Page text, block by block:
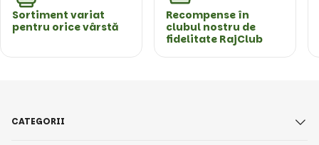
Sortiment variat
pentru orice vârstă
Recompense în
clubul nostru de
fidelitate RajClub
CATEGORII